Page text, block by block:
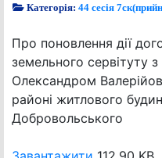
Категорія:44 сесія
Про поновлення дії
земельного
Олександром
районі житлового
Добровольського